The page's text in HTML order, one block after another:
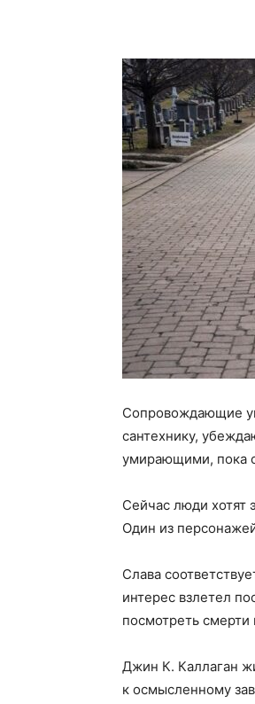
Сопровождающие
сантехнику,
умирающими, пока
Сейчас люди хотят
Один из
интерес взлетел
посмотреть
Джин К. Каллаган
к осмысленному